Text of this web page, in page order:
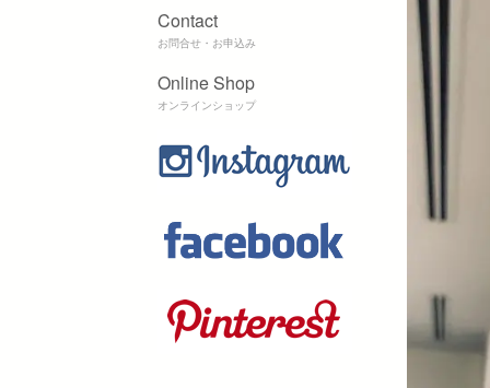
Contact
お問合せ・お申込み
Online Shop
オンラインショップ